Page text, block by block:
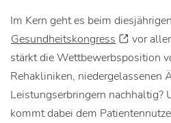
Im Kern geht es beim
Gesundheitskongress
vor
stärkt die Wettbewerbsposition
Rehakliniken, niedergelassenen
Leistungserbringern nachhaltig?
kommt dabei dem